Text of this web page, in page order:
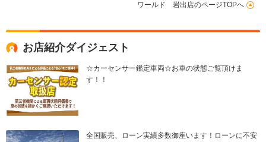
ワールド 岩出店のページTOPへ
お店紹介ダイジェスト
☆カーセンサー鑑定車両☆お車の状態ご覧頂けま
す！！
全国販売、ローン実績多数御座います！ローンに不安